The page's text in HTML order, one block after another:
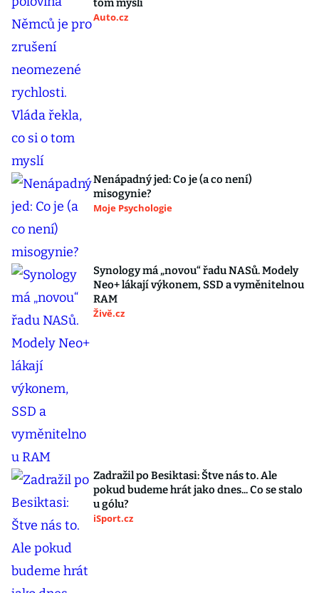
tom myslí
Auto.cz
Nenápadný jed: Co je (a co není)
misogynie?
Moje Psychologie
Synology má „novou“ řadu NASů. Modely
Neo+ lákají výkonem, SSD a vyměnitelnou
RAM
Živě.cz
Zadražil po Besiktasi: Štve nás to. Ale
pokud budeme hrát jako dnes... Co se stalo
u gólu?
iSport.cz